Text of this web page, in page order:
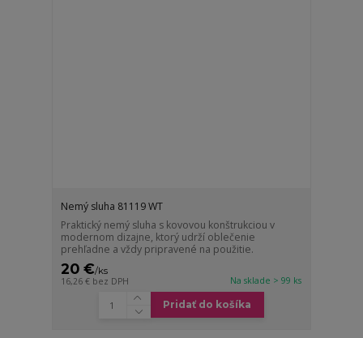
Nemý sluha 81119 WT
Praktický nemý sluha s kovovou konštrukciou v
modernom dizajne, ktorý udrží oblečenie
prehľadne a vždy pripravené na použitie.
20 €/ks
16,26 € bez DPH Na sklade > 99 ks
Pridať do košíka